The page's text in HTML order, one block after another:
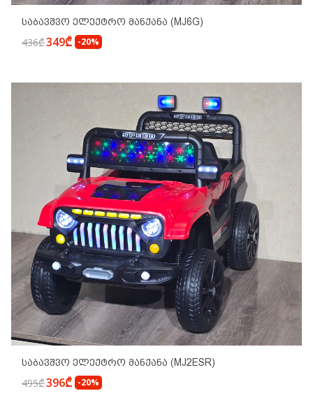
Საბავშვო Ელექტრო Მანქანა (MJ6G)
436₾349₾ -20%
Საბავშვო Ელექტრო Მანქანა (MJ2ESR)
495₾396₾ -20%